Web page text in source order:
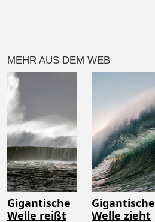
MEHR AUS DEM WEB
Gigantische
Welle reißt
Gigantische
Welle zieht